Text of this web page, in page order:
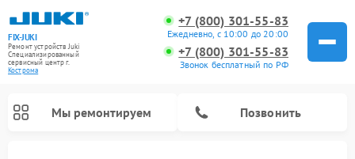
FIX-JUKI
Ремонт устройств Juki
Специализированный
cервисный центр г.
Кострома
+7 (800) 301-55-83
Ежедневно, с 10:00 до 20:00
+7 (800) 301-55-83
Звонок бесплатный по РФ
Мы ремонтируем Позвонить